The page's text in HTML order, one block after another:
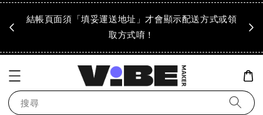
結帳頁面須「填妥運送地址」才會顯示配送方式或領
取方式唷！
搜尋